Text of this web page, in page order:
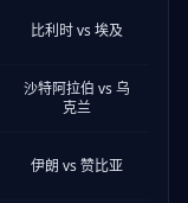
比利时 vs 埃及
沙特阿拉伯 vs 乌
克兰
伊朗 vs 赞比亚